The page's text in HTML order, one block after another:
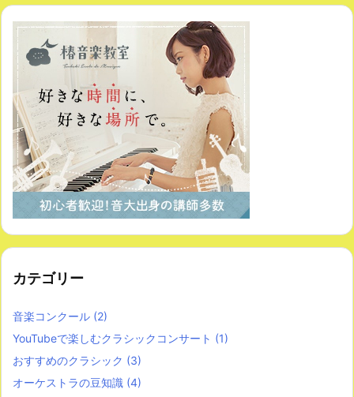
カテゴリー
音楽コンクール (2)
YouTubeで楽しむクラシックコンサート (1)
おすすめのクラシック (3)
オーケストラの豆知識 (4)